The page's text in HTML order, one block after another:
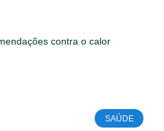
contra o calor
SAÚDE